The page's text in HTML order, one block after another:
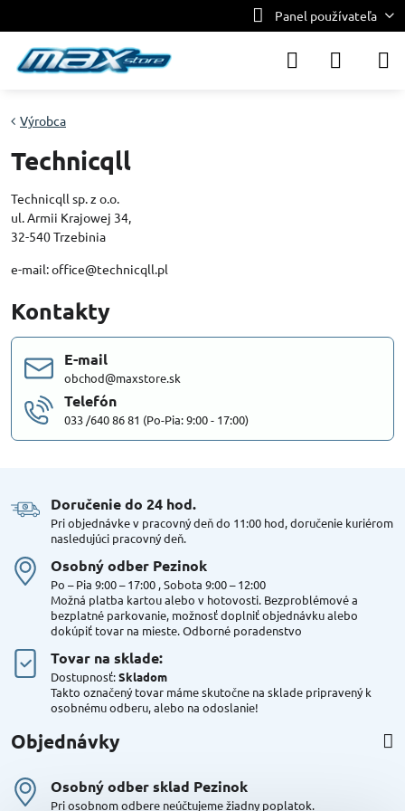
Panel používateľa
Výrobca
Technicqll
Technicqll sp. z o.o.
ul. Armii Krajowej 34,
32-540 Trzebinia
e-mail: office@technicqll.pl
Kontakty
E-mail
obchod@maxstore.sk
Telefón
033 /640 86 81 (Po-Pia: 9:00 - 17:00)
Doručenie do 24 hod​.
Pri objednávke v pracovný deň do 11:00 hod, doručenie kuriérom
nasledujúci pracovný deň.
Osobný odber Pezinok
Po – Pia 9:00 – 17:00 , Sobota 9:00 – 12:00
Možná platba kartou alebo v hotovosti. Bezproblémové a
bezplatné parkovanie, možnosť doplniť objednávku alebo
dokúpiť tovar na mieste. Odborné poradenstvo
Tovar na sklade:
Dostupnosť:Skladom
Takto označený tovar máme skutočne na sklade pripravený k
osobnému odberu, alebo na odoslanie!
Objednávky
Osobný odber sklad Pezinok
Pri osobnom odbere neúčtujeme žiadny poplatok.